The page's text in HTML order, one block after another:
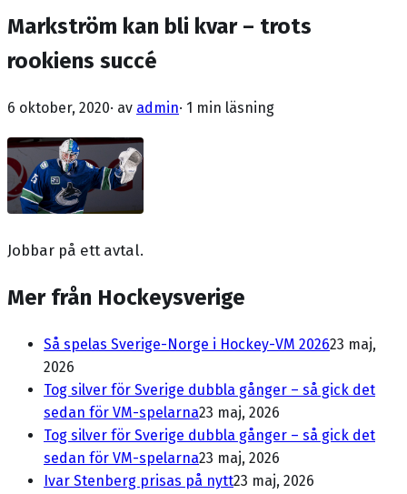
Markström kan bli kvar – trots
rookiens succé
6 oktober, 2020· av admin· 1 min läsning
Jobbar på ett avtal.
Mer från Hockeysverige
Så spelas Sverige-Norge i Hockey-VM 202623 maj,
2026
Tog silver för Sverige dubbla gånger – så gick det
sedan för VM-spelarna23 maj, 2026
Tog silver för Sverige dubbla gånger – så gick det
sedan för VM-spelarna23 maj, 2026
Ivar Stenberg prisas på nytt23 maj, 2026